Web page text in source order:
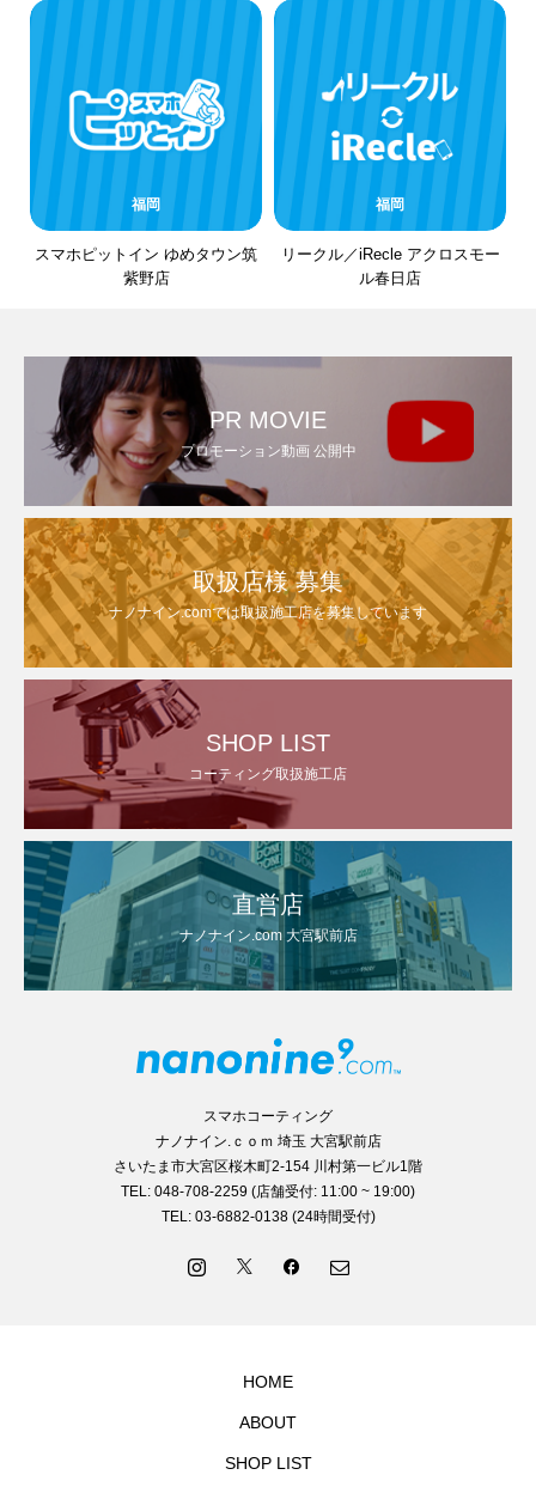
福岡
スマホピットイン ゆめタウン筑
紫野店
福岡
リークル／iRecle アクロスモー
ル春日店
PR MOVIE
プロモーション動画 公開中
取扱店様 募集
ナノナイン.comでは取扱施工店を募集しています
SHOP LIST
コーティング取扱施工店
直営店
ナノナイン.com 大宮駅前店
スマホコーティング
ナノナイン.ｃｏｍ 埼玉 大宮駅前店
さいたま市大宮区桜木町2-154 川村第一ビル1階
TEL: 048-708-2259 (店舗受付: 11:00 ~ 19:00)
TEL: 03-6882-0138 (24時間受付)
HOME
ABOUT
SHOP LIST